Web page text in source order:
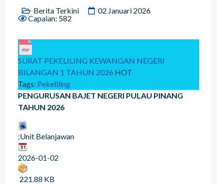
Berita Terkini
02 Januari 2026
Capaian: 582
SURAT PEKELILING KEWANGAN NEGERI
BILANGAN 1 TAHUN 2026 HOT
Tags: Pekeliling
PENGURUSAN BAJET NEGERI PULAU PINANG
TAHUN 2026
;Unit Belanjawan
2026-01-02
221.88 KB